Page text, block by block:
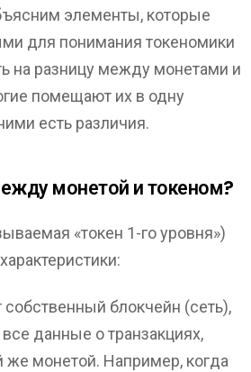
элементы, которые
для понимания токеномики
на разницу между монетами и
помещают их в одну
есть различия.
монетой и токеном?
«токен 1-го уровня»)
блокчейн (сеть),
данные о транзакциях,
же монетой. Например, когда